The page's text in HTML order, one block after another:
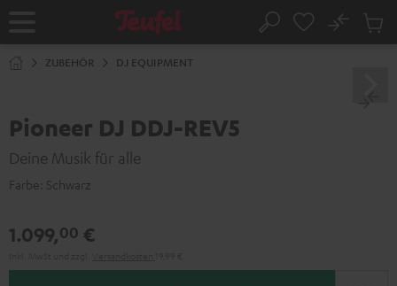
Startseite Suche
No
ZUBEHÖR DJ EQUIPMENT
Pioneer DJ DDJ-REV5
Deine Musik für alle
Farbe: Schwarz
1.099,00 €